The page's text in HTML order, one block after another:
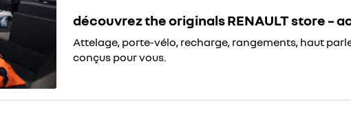
découvrez the originals RENAULT store –
Attelage, porte-vélo, recharge, rangements, haut
conçus pour vous.